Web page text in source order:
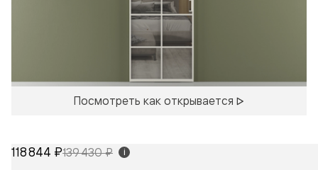
Посмотреть как открывается
118 844 ₽139 430 ₽ i